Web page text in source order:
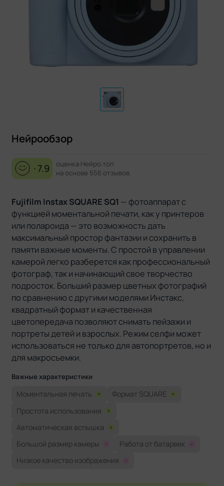
Нейрообзор
· 7.9
оценка Нейро.топ
на основе 556 отзывов
Fujifilm Instax SQUARE SQ1 — фотоаппарат с
функцией моментальной печати, как у принтеров
или полароида — это возможность дать
максимальный простор фантазии и сохранить в
памяти важные моменты. С простой в управлении
камерой легко разберется как профессиональный
фотограф, так и начинающий свое творчество
подросток. Больший размер цветных фотографий
по сравнению с другими моделями Инстакс,
квадратный формат и качественная
цветопередача позволяют снимать пейзажи и
портреты детей и взрослых. Режим селфи может
использоваться не только для автопортретов, но и
для макросъемки.
Важные характеристики
Моментальная печать + Формат SQUARE +
Простота использования +
Автоматическая вспышка +
Большой размер камеры
- Работа от батареек -
Низкое качество изображения
-